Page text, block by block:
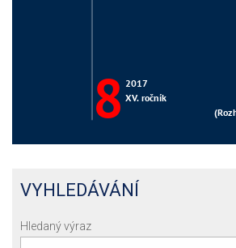
VYHLEDÁVÁNÍ
Hledaný výraz